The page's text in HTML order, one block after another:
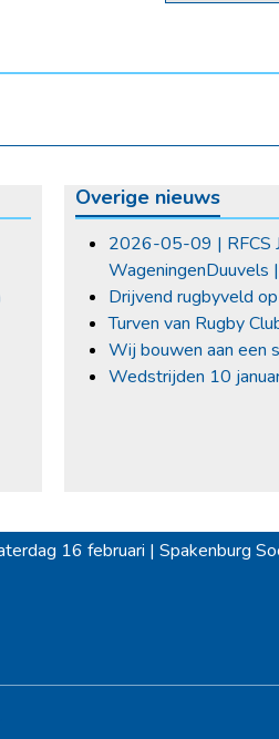
Overige nieuws
2026-05-09 | RFCS
WageningenDuuvels
Drijvend rugbyveld
Turven van Rugby
Wij bouwen aan een
Wedstrijden 10
16 februari | Spakenburg